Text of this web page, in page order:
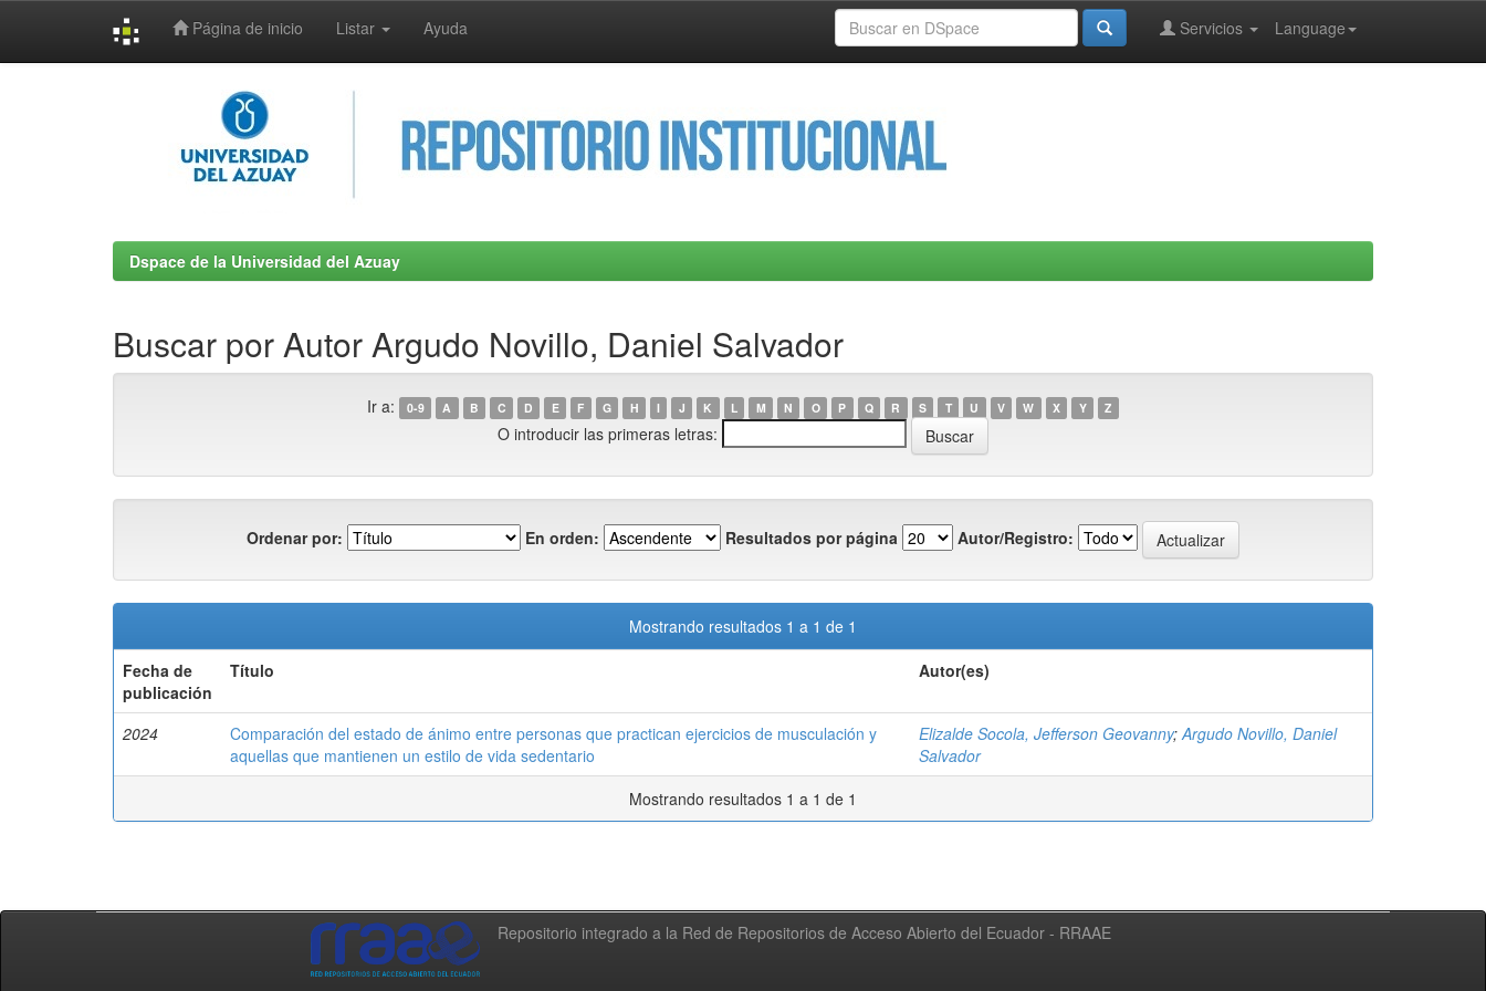
Página de inicio Listar Ayuda Language
Servicios
Dspace de la Universidad del Azuay
Buscar por Autor Argudo Novillo, Daniel Salvador
Ir a: 0-9 A B C D E F G H I J K L M N O P Q R S T U V W X Y Z
O introducir las primeras letras:
Ordenar por: En orden: Resultados por página Autor/Registro:
Mostrando resultados 1 a 1 de 1
Fecha de
publicación
Título Autor(es)
2024
Comparación del estado de ánimo entre personas que practican ejercicios de musculación y
aquellas que mantienen un estilo de vida sedentario
Elizalde Socola, Jefferson Geovanny;Argudo Novillo, Daniel
Salvador
Mostrando resultados 1 a 1 de 1
Repositorio integrado a la Red de Repositorios de Acceso Abierto del Ecuador - RRAAE